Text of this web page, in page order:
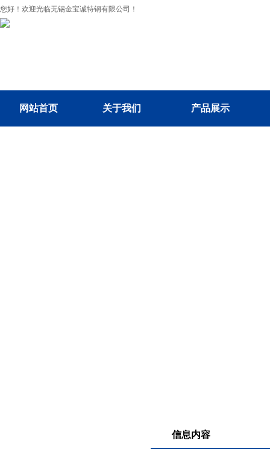
您好！欢迎光临无锡金宝诚特钢有限公司！
网站首页 关于我们 产品展示
信息内容